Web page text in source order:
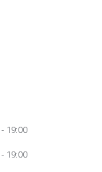
19:00
19:00